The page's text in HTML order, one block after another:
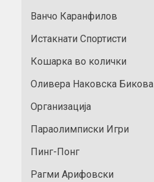
Ванчо Каранфилов
Истакнати Спортисти
Кошарка во колички
Оливера Наковска Бикова
Организација
Параолимписки Игри
Пинг-Понг
Рагми Арифовски